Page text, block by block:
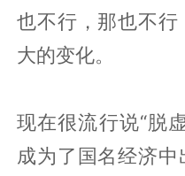
也不行，那也不
大的变化。
现在很流行说“脱
成为了国名经济中